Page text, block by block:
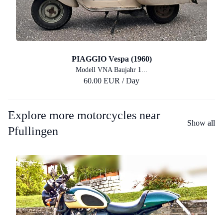
PIAGGIO Vespa (1960)
Modell VNA Baujahr 1...
60.00 EUR / Day
Explore more motorcycles near
Pfullingen
Show all